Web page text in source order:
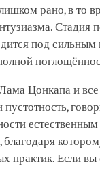
рано, в то
Стадия
под сильным
Цонкапа и
пустотность,
благодаря
практик. Если вы